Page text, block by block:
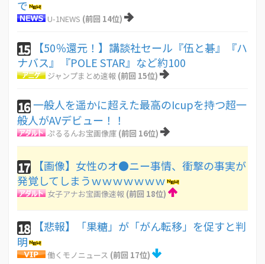
で
U-1NEWS (前回 14位)
15
【50％還元！】講談社セール『伍と碁』『ハ
ナバス』『POLE STAR』など約100
ジャンプまとめ速報 (前回 15位)
16一般人を遥かに超えた最高のIcupを持つ超一
般人がAVデビュー！！
ぷるるんお宝画像庫 (前回 16位)
17
【画像】女性のオ●ニー事情、衝撃の事実が
発覚してしまうｗｗｗｗｗｗｗ
女子アナお宝画像速報 (前回 18位)
18
【悲報】「果糖」が「がん転移」を促すと判
明
働くモノニュース (前回 17位)